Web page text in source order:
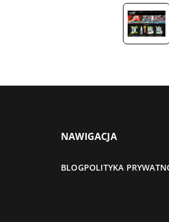
NAWIGACJA
BLOGPOLITYKA